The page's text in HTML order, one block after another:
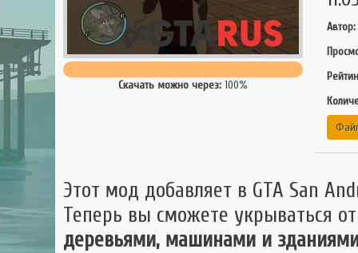
GTA
Скачать можно через: 100%
Автор:
Этот мод добавляет в GTA San
Теперь вы сможете укрываться
деревьями, машинами и